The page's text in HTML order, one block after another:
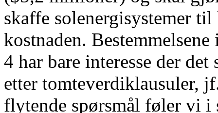
skaffe solenergisystemer
kostnaden.
4 har bare interesse der
etter tomteverdiklausuler,
flytende spørsmål føler vi i